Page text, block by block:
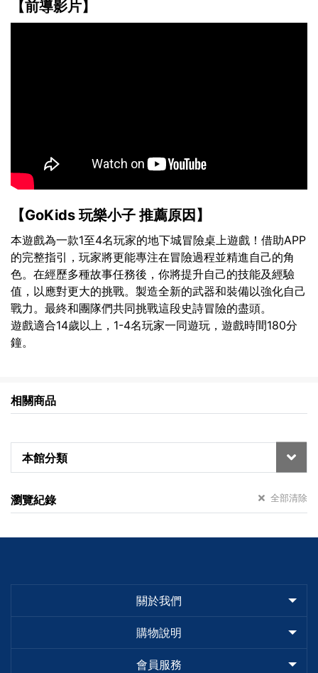
本館分類
瀏覽紀錄 全部清除
【前導影片】
【GoKids 玩樂小子 推薦原因】
本遊戲為一款1至4名玩家的地下城冒險桌上遊戲！借助APP
的完整指引，玩家將更能專注在冒險過程並精進自己的角
色。在經歷多種故事任務後，你將提升自己的技能及經驗
值，以應對更大的挑戰。製造全新的武器和裝備以強化自己
戰力。最終和團隊們共同挑戰這段史詩冒險的盡頭。
遊戲適合14歲以上，1-4名玩家一同遊玩，遊戲時間180分
鐘。
相關商品
關於我們
購物說明
會員服務